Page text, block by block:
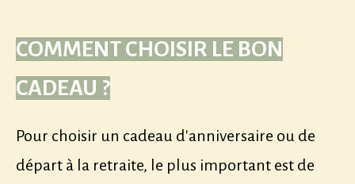
COMMENT CHOISIR LE BON
CADEAU ?
Pour choisir un cadeau d'anniversaire ou de
départ à la retraite, le plus important est de